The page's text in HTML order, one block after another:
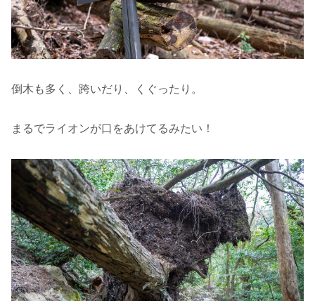
倒木も多く、跨いだり、くぐったり。
まるでライオンが口をあけてるみたい！